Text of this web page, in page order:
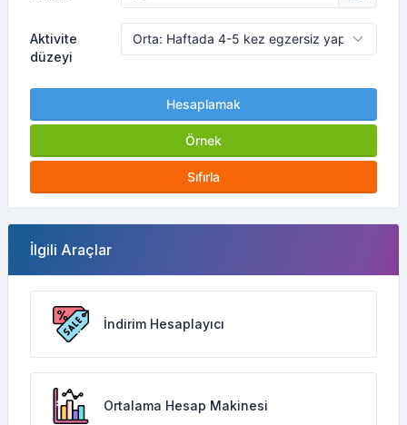
Aktivite
düzeyi
Hesaplamak
Örnek
Sıfırla
İlgili Araçlar
İndirim Hesaplayıcı
Ortalama Hesap Makinesi